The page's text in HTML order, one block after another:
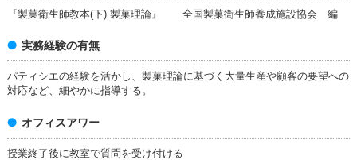
『製菓衛生師教本(下) 製菓理論』 全国製菓衛生師養成施設協会 編
実務経験の有無
パティシエの経験を活かし、製菓理論に基づく大量生産や顧客の要望への
対応など、細やかに指導する。
オフィスアワー
授業終了後に教室で質問を受け付ける